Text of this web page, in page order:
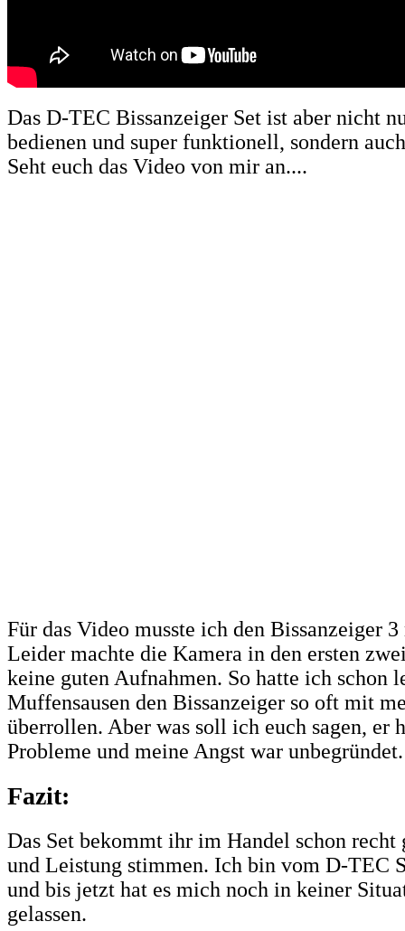
Das D-TEC Bissanzeiger Set ist aber nicht
bedienen und super funktionell, sondern
Seht euch das Video von mir an....
Für das Video musste ich den Bissanzeiger
Leider machte die Kamera in den ersten
keine guten Aufnahmen. So hatte ich schon
Muffensausen den Bissanzeiger so oft mit
überrollen. Aber was soll ich euch sagen, er
Probleme und meine Angst war unbegründet.
Fazit:
Das Set bekommt ihr im Handel schon recht
und Leistung stimmen. Ich bin vom D-TEC
und bis jetzt hat es mich noch in keiner
gelassen.